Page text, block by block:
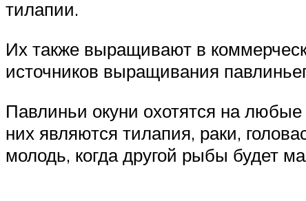
тилапии.
Их также выращивают в
источников выращивания
Павлиньи окуни охотятся на
них являются тилапия, раки,
молодь, когда другой рыбы будет